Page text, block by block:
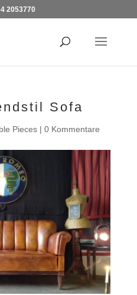
2053770
Sofa
Pieces| 0 Kommentare